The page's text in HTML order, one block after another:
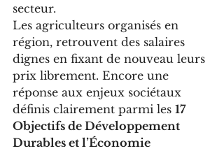
secteur.
Les agriculteurs organisés en
région, retrouvent des salaires
dignes en fixant de nouveau leurs
prix librement. Encore une
réponse aux enjeux sociétaux
définis clairement parmi les 17
Objectifs de Développement
Durables et l’Économie